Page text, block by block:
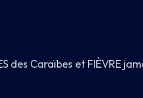
des Caraïbes et FIÈVRE